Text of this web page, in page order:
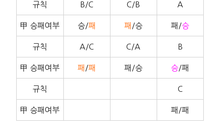
규칙 B/C C/B A
甲 승패여부 승/패 패 /승 패/승
규칙 A/C C/A B
甲 승패여부 패 /패 패/승 승/패
규칙 C
甲 승패여부 패/패